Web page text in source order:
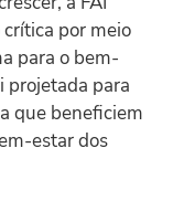
por meio
para o bem-
projetada para
que beneficiem
estar dos